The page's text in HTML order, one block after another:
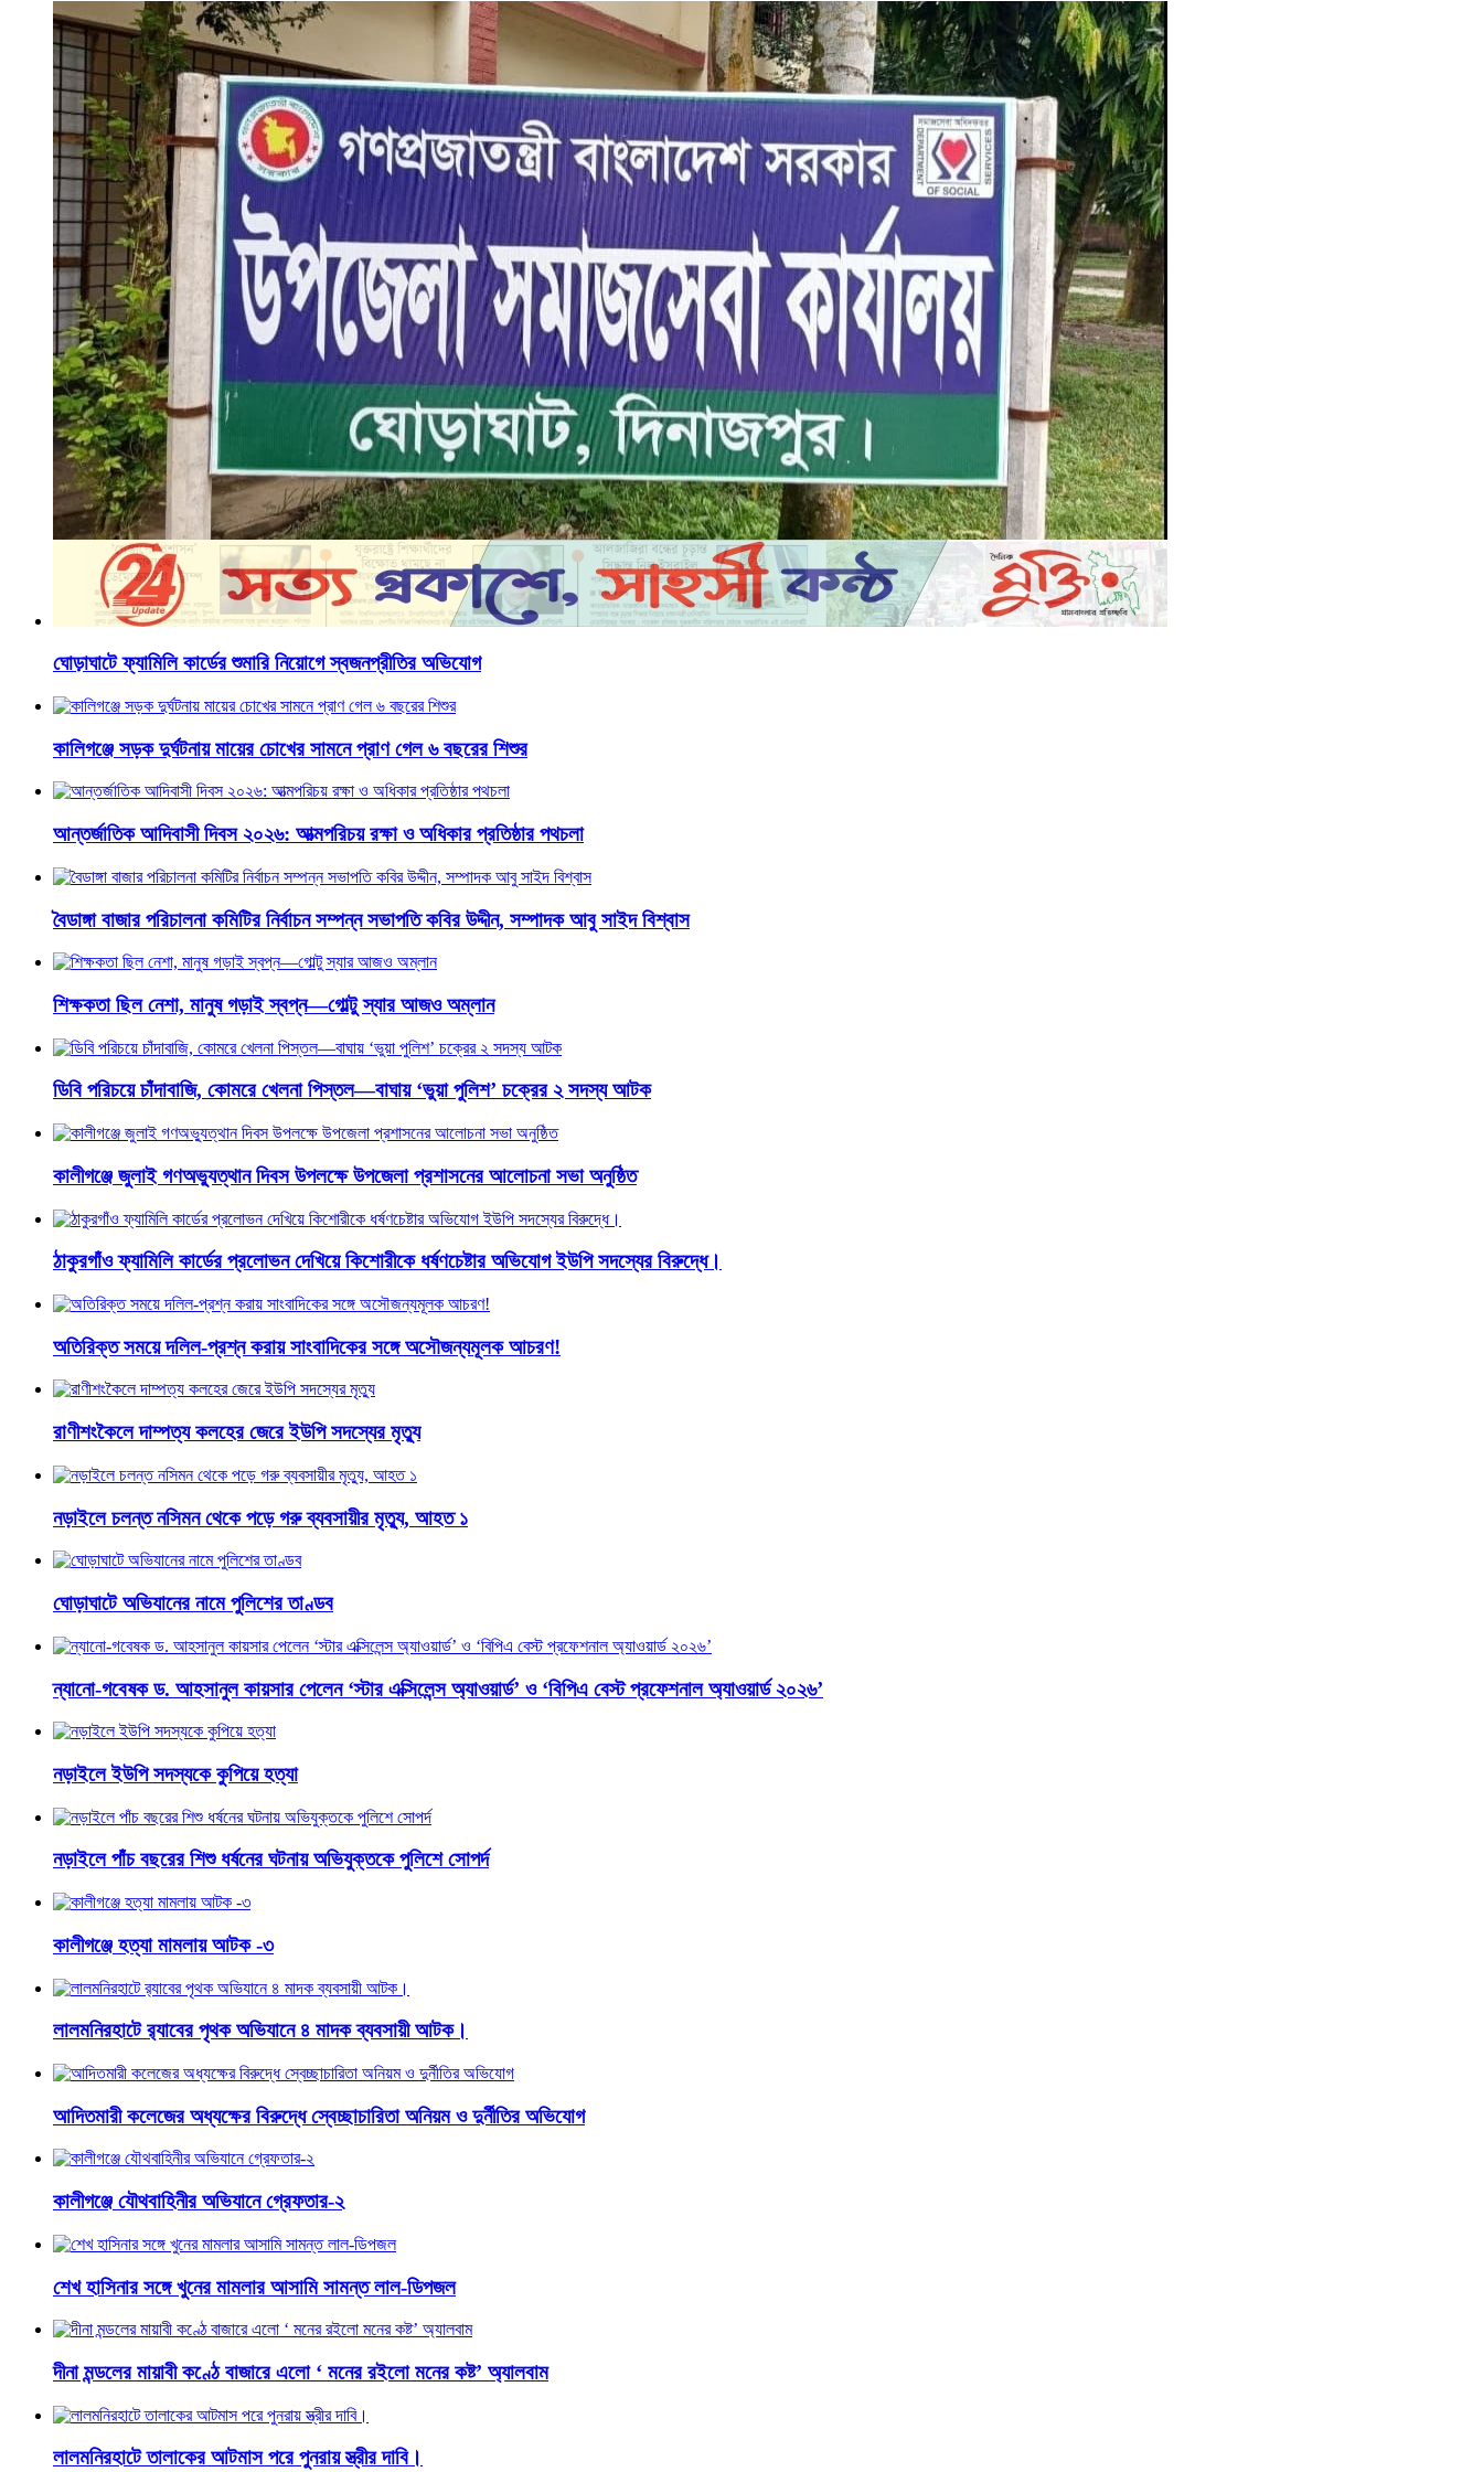
ঘোড়াঘাটে ফ্যামিলি কার্ডের শুমারি নিয়োগে স্বজনপ্রীতির অভিযোগ
কালিগঞ্জে সড়ক দুর্ঘটনায় মায়ের চোখের সামনে প্রাণ গেল ৬ বছরের শিশুর
আন্তর্জাতিক আদিবাসী দিবস ২০২৬: আত্মপরিচয় রক্ষা ও অধিকার প্রতিষ্ঠার পথচলা
বৈডাঙ্গা বাজার পরিচালনা কমিটির নির্বাচন সম্পন্ন সভাপতি কবির উদ্দীন, সম্পাদক আবু সাইদ বিশ্বাস
শিক্ষকতা ছিল নেশা, মানুষ গড়াই স্বপ্ন—গোল্টু স্যার আজও অম্লান
ডিবি পরিচয়ে চাঁদাবাজি, কোমরে খেলনা পিস্তল—বাঘায় ‘ভুয়া পুলিশ’ চক্রের ২ সদস্য আটক
কালীগঞ্জে জুলাই গণঅভ্যুত্থান দিবস উপলক্ষে উপজেলা প্রশাসনের আলোচনা সভা অনুষ্ঠিত
ঠাকুরগাঁও ফ্যামিলি কার্ডের প্রলোভন দেখিয়ে কিশোরীকে ধর্ষণচেষ্টার অভিযোগ ইউপি সদস্যের বিরুদ্ধে।
অতিরিক্ত সময়ে দলিল-প্রশ্ন করায় সাংবাদিকের সঙ্গে অসৌজন্যমূলক আচরণ!
রাণীশংকৈলে দাম্পত্য কলহের জেরে ইউপি সদস্যের মৃত্যু
নড়াইলে চলন্ত নসিমন থেকে পড়ে গরু ব্যবসায়ীর মৃত্যু, আহত ১
ঘোড়াঘাটে অভিযানের নামে পুলিশের তাণ্ডব
ন্যানো-গবেষক ড. আহসানুল কায়সার পেলেন ‘স্টার এক্সিলেন্স অ্যাওয়ার্ড’ ও ‘বিপিএ বেস্ট প্রফেশনাল অ্যাওয়ার্ড ২০২৬’
নড়াইলে ইউপি সদস্যকে কুপিয়ে হত্যা
নড়াইলে পাঁচ বছরের শিশু ধর্ষনের ঘটনায় অভিযুক্তকে পুলিশে সোপর্দ
কালীগঞ্জে হত্যা মামলায় আটক -৩
লালমনিরহাটে র‍্যাবের পৃথক অভিযানে ৪ মাদক ব্যবসায়ী আটক।
আদিতমারী কলেজের অধ্যক্ষের বিরুদ্ধে স্বেচ্ছাচারিতা অনিয়ম ও দুর্নীতির অভিযোগ
কালীগঞ্জে যৌথবাহিনীর অভিযানে গ্রেফতার-২
শেখ হাসিনার সঙ্গে খুনের মামলার আসামি সামন্ত লাল-ডিপজল
দীনা মন্ডলের মায়াবী কণ্ঠে বাজারে এলো ‘ মনের রইলো মনের কষ্ট’ অ্যালবাম
লালমনিরহাটে তালাকের আটমাস পরে পুনরায় স্ত্রীর দাবি।